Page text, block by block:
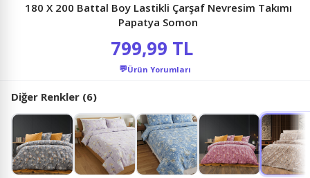
180 X 200 Battal Boy Lastikli Çarşaf Nevresim Takımı
Papatya Somon
799,99 TL
💬Ürün Yorumları
Diğer Renkler (6)